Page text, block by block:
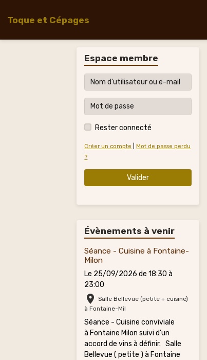
Toque et Cépages
Espace membre
Rester connecté
Créer un compte |Mot de passe perdu
?
Valider
Évènements à venir
Séance - Cuisine à Fontaine-
Milon
Le 25/09/2026 de 18:30 à
23:00
Salle Bellevue (petite + cuisine)
à Fontaine-Mil
Séance - Cuisine conviviale
à Fontaine Milon suivi d'un
accord de vins à définir. Salle
Bellevue ( petite ) à Fontaine